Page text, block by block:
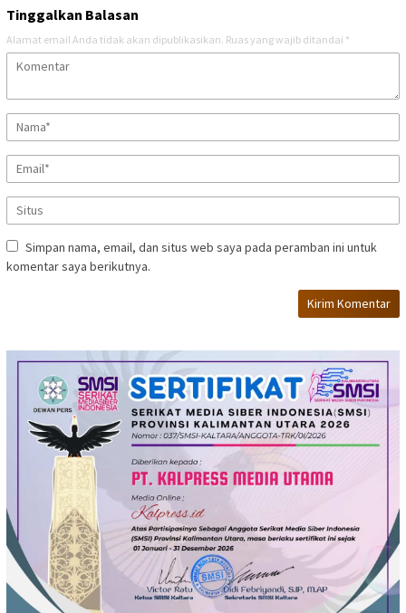
Tinggalkan Balasan
Alamat email Anda tidak akan dipublikasikan. Ruas yang wajib ditandai *
Simpan nama, email, dan situs web saya pada peramban ini untuk
komentar saya berikutnya.